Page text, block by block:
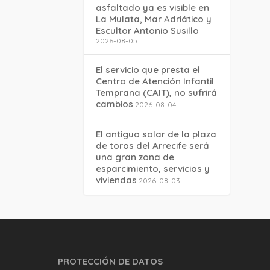
asfaltado ya es visible en
La Mulata, Mar Adriático y
Escultor Antonio Susillo
2026-08-05
El servicio que presta el
Centro de Atención Infantil
Temprana (CAIT), no sufrirá
cambios 2026-08-04
El antiguo solar de la plaza
de toros del Arrecife será
una gran zona de
esparcimiento, servicios y
viviendas 2026-08-03
PROTECCIÓN DE DATOS